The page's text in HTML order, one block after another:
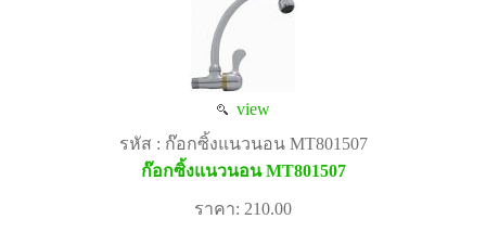
view
รหัส : ก๊อกซิ้งแนวนอน MT801507
ก๊อกซิ้งแนวนอน MT801507
ราคา: 210.00